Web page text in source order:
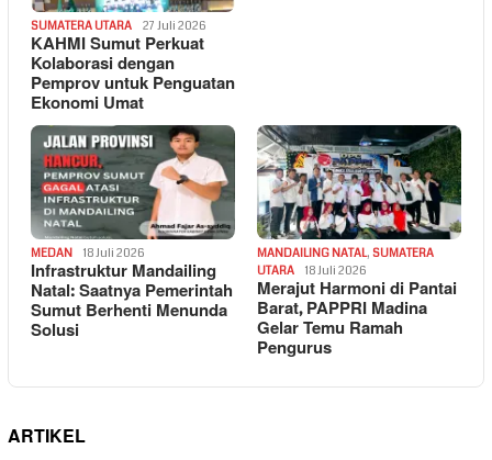
SUMATERA UTARA 27 Juli 2026
KAHMI Sumut Perkuat
Kolaborasi dengan
Pemprov untuk Penguatan
Ekonomi Umat
MEDAN 18 Juli 2026
Infrastruktur Mandailing
Natal: Saatnya Pemerintah
Sumut Berhenti Menunda
Solusi
MANDAILING NATAL, SUMATERA
UTARA
18 Juli 2026
Merajut Harmoni di Pantai
Barat, PAPPRI Madina
Gelar Temu Ramah
Pengurus
ARTIKEL